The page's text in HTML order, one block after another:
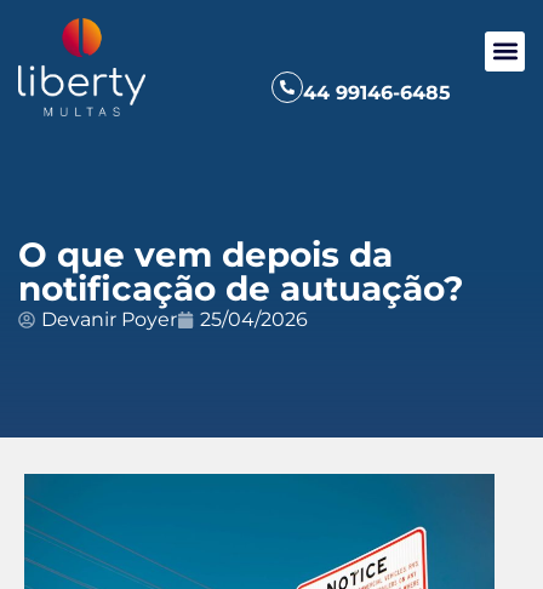
44 99146-6485
O que vem depois da
notificação de autuação?
Devanir Poyer 25/04/2026